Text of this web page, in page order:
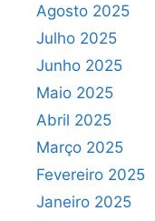
Agosto 2025
Julho 2025
Junho 2025
Maio 2025
Abril 2025
Março 2025
Fevereiro 2025
Janeiro 2025